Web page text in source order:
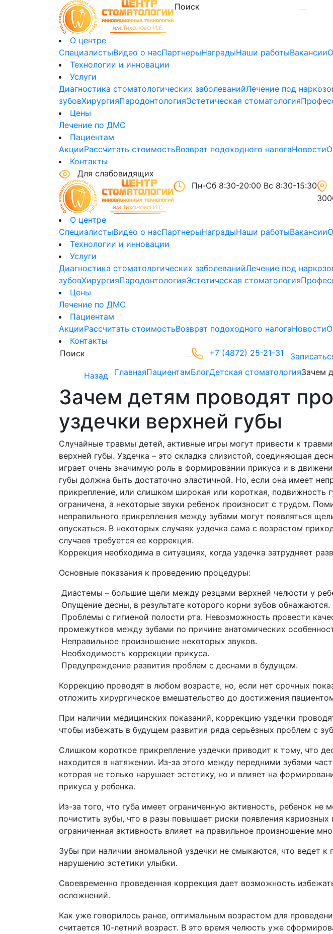
О центре
СпециалистыВидео о насПартнерыНаградыНаши работыВакансии
Технологии и инновации
Услуги
Диагностика стоматологических заболеванийЛечение под
зубовХирургияПародонтологияЭстетическая стоматология
Цены
Лечение по ДМС
Пациентам
АкцииРассчитать стоимостьВозврат подоходного налогаНовости
Контакты
Для слабовидящих
Пн-Сб 8:30-20:00 Вс 8:30-15:30
О центре
СпециалистыВидео о насПартнерыНаградыНаши работыВакансии
Технологии и инновации
Услуги
Диагностика стоматологических заболеванийЛечение под
зубовХирургияПародонтологияЭстетическая стоматология
Цены
Лечение по ДМС
Пациентам
АкцииРассчитать стоимостьВозврат подоходного налогаНовости
Контакты
+7 (4872) 25-21-31
Назад
ГлавнаяПациентамБлогДетская стоматологияЗачем
Зачем детям проводят
уздечки верхней губы
Случайные травмы детей, активные игры могут привести к
верхней губы. Уздечка – это складка слизистой, соединяющая
играет очень значимую роль в формировании прикуса и в
губы должна быть достаточно эластичной. Но, если она имеет
прикрепление, или слишком широкая или короткая, подвижность
ограничена, а некоторые звуки ребенок произносит с трудом.
неправильного прикрепления между зубами могут появляться
опускаться. В некоторых случаях уздечка сама с возрастом
случаев требуется ее коррекция.
Коррекция необходима в ситуациях, когда уздечка затрудняет
Основные показания к проведению процедуры:
Диастемы – большие щели между резцами верхней челюсти у
Опущение десны, в результате которого корни зубов обнажаются.
Проблемы с гигиеной полости рта. Невозможность провести
промежутков между зубами по причине анатомических
Неправильное произношение некоторых звуков.
Необходимость коррекции прикуса.
Предупреждение развития проблем с деснами в будущем.
Коррекцию проводят в любом возрасте, но, если нет срочных
отложить хирургическое вмешательство до достижения
При наличии медицинских показаний, коррекцию уздечки
чтобы избежать в будущем развития ряда серьёзных проблем с
Слишком короткое прикрепление уздечки приводит к тому, что
находится в натяжении. Из-за этого между передними зубами
которая не только нарушает эстетику, но и влияет на
прикуса у ребенка.
Из-за того, что губа имеет ограниченную активность, ребенок не
почистить зубы, что в разы повышает риски появления
ограниченная активность влияет на правильное произношение
Зубы при наличии аномальной уздечки не смыкаются, что ведет к
нарушению эстетики улыбки.
Своевременно проведенная коррекция дает возможность
осложнений.
Как уже говорилось ранее, оптимальным возрастом для
считается 10-летний возраст. В это время челюсть уже